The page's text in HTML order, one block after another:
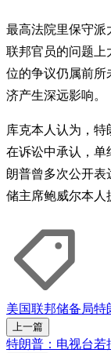
最高法院里保守派
联邦官员的问题上
位的争议仍属前所
济产生深远影响。
库克本人认为，
在诉讼中承认，单
朗普曾多次公开表
储主席鲍威尔本人
美国联邦储备局特
上一篇
特朗普：电视台若